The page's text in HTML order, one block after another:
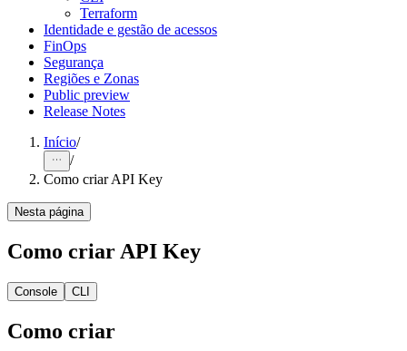
Terraform
Identidade e gestão de acessos
FinOps
Segurança
Regiões e Zonas
Public preview
Release Notes
Início/
/
Como criar API Key
Nesta página
Como criar API Key
Console CLI
Como criar